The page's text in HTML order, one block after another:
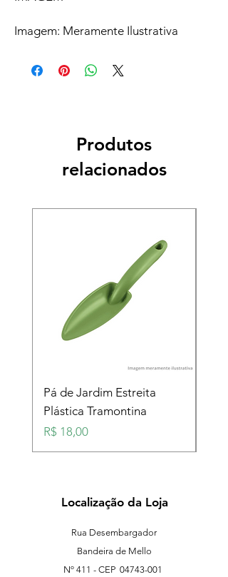
Imagem: Meramente Ilustrativa
Produtos
relacionados
Pá de Jardim Estreita
Plástica Tramontina
Preço
R$ 18,00
Localização da Loja
Rua Desembargador
Bandeira de Mello
Nº 411 - CEP 04743-001